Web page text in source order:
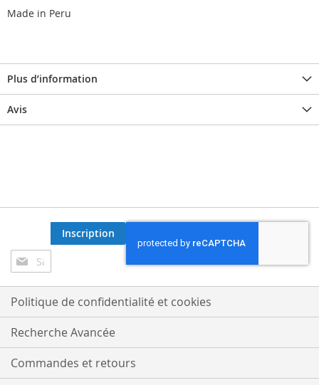
Made in Peru
Plus d’information
Avis
Inscription
à
notre
lettre
d’information
:
Inscription
Politique de confidentialité et cookies
Recherche Avancée
Commandes et retours